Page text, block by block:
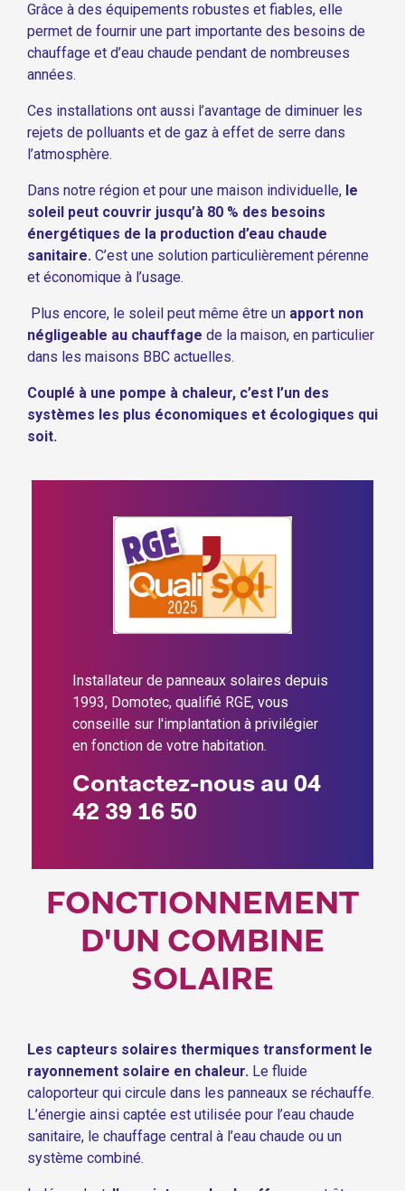
Grâce à des équipements robustes et fiables, elle
permet de fournir une part importante des besoins de
chauffage et d’eau chaude pendant de nombreuses
années.
Ces installations ont aussi l’avantage de diminuer les
rejets de polluants et de gaz à effet de serre dans
l’atmosphère.
Dans notre région et pour une maison individuelle, le
soleil peut couvrir jusqu’à 80 % des besoins
énergétiques de la production d’eau chaude
sanitaire. C’est une solution particulièrement pérenne
et économique à l’usage.
Plus encore, le soleil peut même être un apport non
négligeable au chauffage de la maison, en particulier
dans les maisons BBC actuelles.
Couplé à une pompe à chaleur, c’est l’un des
systèmes les plus économiques et écologiques qui
soit.
Installateur de panneaux solaires depuis
1993, Domotec, qualifié RGE, vous
conseille sur l'implantation à privilégier
en fonction de votre habitation.
Contactez-nous au 04
42 39 16 50
FONCTIONNEMENT
D'UN COMBINE
SOLAIRE
Les capteurs solaires thermiques transforment le
rayonnement solaire en chaleur. Le fluide
caloporteur qui circule dans les panneaux se réchauffe.
L’énergie ainsi captée est utilisée pour l’eau chaude
sanitaire, le chauffage central à l’eau chaude ou un
système combiné.